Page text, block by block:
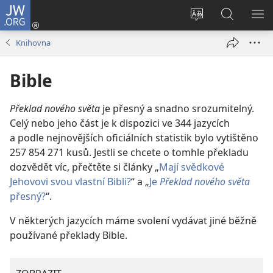
JW.ORG
Změnit
stránek
Přihlásit
se
Hledat
na
JW.ORG
Knihovna
Bible
Překlad nového světa je přesný a snadno srozumitelný.
Celý nebo jeho část je k dispozici ve344 jazycích
a podle nejnovějších oficiálních statistik bylo vytištěno
257 854 271 kusů. Jestli se chcete o tomhle překladu
dozvědět víc, přečtěte si články „Mají svědkové
Jehovovi svou vlastní Bibli?“ a „JePřeklad nového světa
přesný?“.
V některých jazycích máme svolení vydávat jiné běžně
používané překlady Bible.